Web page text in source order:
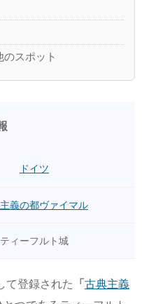
のスポット
ドイツ
義の都ヴァイマル
ティーフルト城
て登録された 「 古典主義